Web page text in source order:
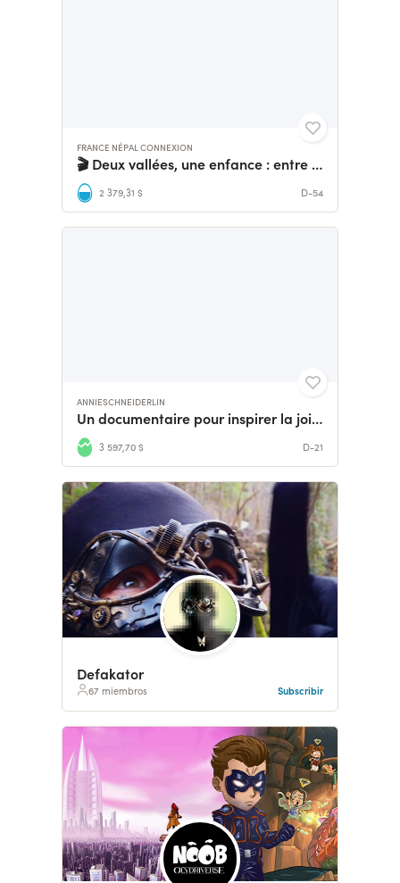
FRANCE NÉPAL CONNEXION
🎬 Deux vallées, une enfance : entre les Alpes et l'Himalaya
2 379,31 $ D-54
ANNIESCHNEIDERLIN
Un documentaire pour inspirer la joie et la solidarité 🌞
3 597,70 $ D-21
Defakator
67 miembros Subscribir